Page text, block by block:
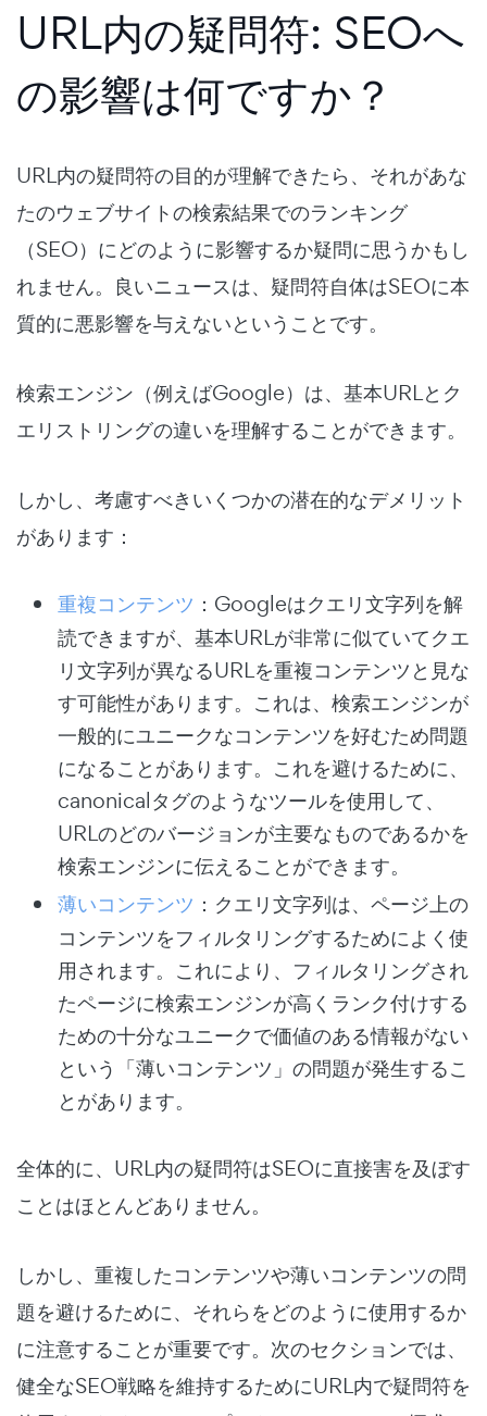
URL内の疑問符: SEOへ
の影響は何ですか？
URL内の疑問符の目的が理解できたら、それがあな
たのウェブサイトの検索結果でのランキング
（SEO）にどのように影響するか疑問に思うかもし
れません。良いニュースは、疑問符自体はSEOに本
質的に悪影響を与えないということです。
検索エンジン（例えばGoogle）は、基本URLとク
エリストリングの違いを理解することができます。
しかし、考慮すべきいくつかの潜在的なデメリット
があります：
重複コンテンツ ：Googleはクエリ文字列を解
読できますが、基本URLが非常に似ていてクエ
リ文字列が異なるURLを重複コンテンツと見な
す可能性があります。これは、検索エンジンが
一般的にユニークなコンテンツを好むため問題
になることがあります。これを避けるために、
canonicalタグのようなツールを使用して、
URLのどのバージョンが主要なものであるかを
検索エンジンに伝えることができます。
薄いコンテンツ ：クエリ文字列は、ページ上の
コンテンツをフィルタリングするためによく使
用されます。これにより、フィルタリングされ
たページに検索エンジンが高くランク付けする
ための十分なユニークで価値のある情報がない
という「薄いコンテンツ」の問題が発生するこ
とがあります。
全体的に、URL内の疑問符はSEOに直接害を及ぼす
ことはほとんどありません。
しかし、重複したコンテンツや薄いコンテンツの問
題を避けるために、それらをどのように使用するか
に注意することが重要です。次のセクションでは、
健全なSEO戦略を維持するためにURL内で疑問符を